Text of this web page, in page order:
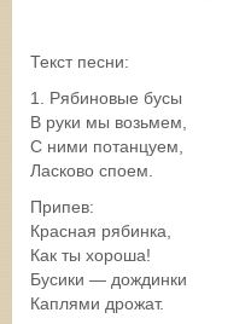
Текст песни:
1. Рябиновые бусы
В руки мы возьмем,
С ними потанцуем,
Ласково споем.
Припев:
Красная рябинка,
Как ты хороша!
Бусики — дождинки
Каплями дрожат.